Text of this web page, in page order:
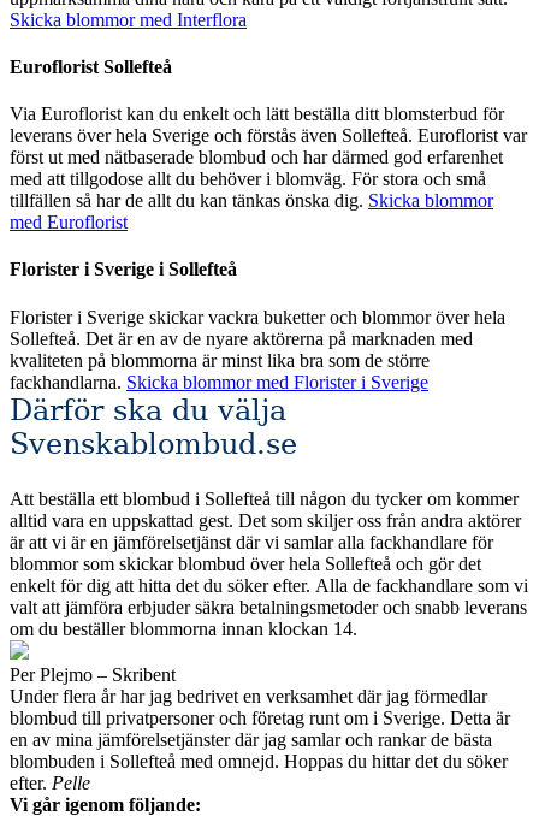
Skicka blommor med Interflora
Euroflorist Sollefteå
Via Euroflorist kan du enkelt och lätt beställa ditt blomsterbud för
leverans över hela Sverige och förstås även Sollefteå. Euroflorist var
först ut med nätbaserade blombud och har därmed god erfarenhet
med att tillgodose allt du behöver i blomväg. För stora och små
tillfällen så har de allt du kan tänkas önska dig. Skicka blommor
med Euroflorist
Florister i Sverige i Sollefteå
Florister i Sverige skickar vackra buketter och blommor över hela
Sollefteå. Det är en av de nyare aktörerna på marknaden med
kvaliteten på blommorna är minst lika bra som de större
fackhandlarna. Skicka blommor med Florister i Sverige
Därför ska du välja
Svenskablombud.se
Att beställa ett blombud i Sollefteå till någon du tycker om kommer
alltid vara en uppskattad gest. Det som skiljer oss från andra aktörer
är att vi är en jämförelsetjänst där vi samlar alla fackhandlare för
blommor som skickar blombud över hela Sollefteå och gör det
enkelt för dig att hitta det du söker efter. Alla de fackhandlare som vi
valt att jämföra erbjuder säkra betalningsmetoder och snabb leverans
om du beställer blommorna innan klockan 14.
Per Plejmo – Skribent
Under flera år har jag bedrivet en verksamhet där jag förmedlar
blombud till privatpersoner och företag runt om i Sverige. Detta är
en av mina jämförelsetjänster där jag samlar och rankar de bästa
blombuden i Sollefteå med omnejd. Hoppas du hittar det du söker
efter. Pelle
Vi går igenom följande: